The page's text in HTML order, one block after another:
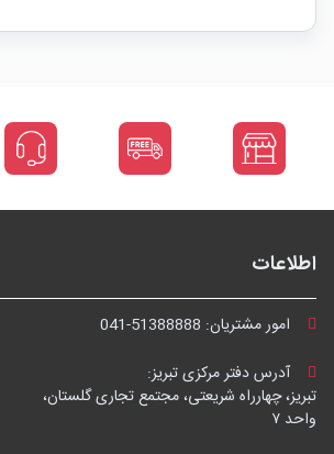
اطلاعات
امور مشتریان: 041-51388888
آدرس دفتر مرکزی تبریز:
تبریز، چهارراه شریعتی، مجتمع تجاری گلستان،
واحد ۷